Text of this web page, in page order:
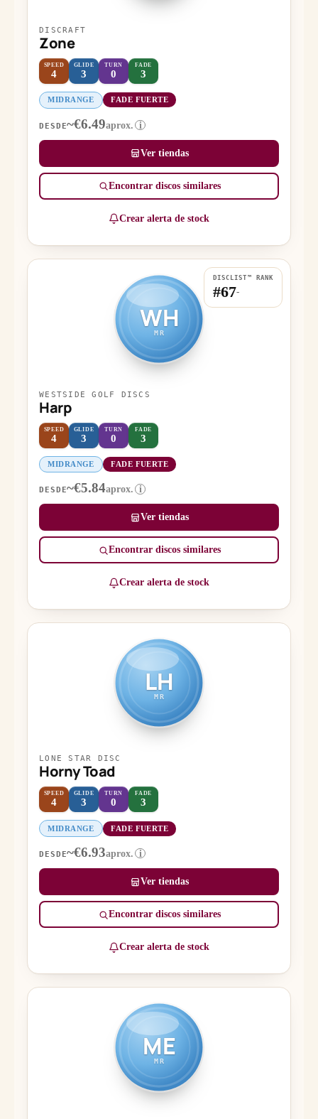
DISCRAFT
Zone
SPEED
4
GLIDE
3
TURN
0
FADE
3
MIDRANGE FADE FUERTE
DESDE~€6.49aprox. i
Ver tiendas
Encontrar discos similares
Crear alerta de stock
WH
MR
DISCLIST™ RANK
#67-
WESTSIDE GOLF DISCS
Harp
SPEED
4
GLIDE
3
TURN
0
FADE
3
MIDRANGE FADE FUERTE
DESDE~€5.84aprox. i
Ver tiendas
Encontrar discos similares
Crear alerta de stock
LH
MR
LONE STAR DISC
Horny Toad
SPEED
4
GLIDE
3
TURN
0
FADE
3
MIDRANGE FADE FUERTE
DESDE~€6.93aprox. i
Ver tiendas
Encontrar discos similares
Crear alerta de stock
ME
MR